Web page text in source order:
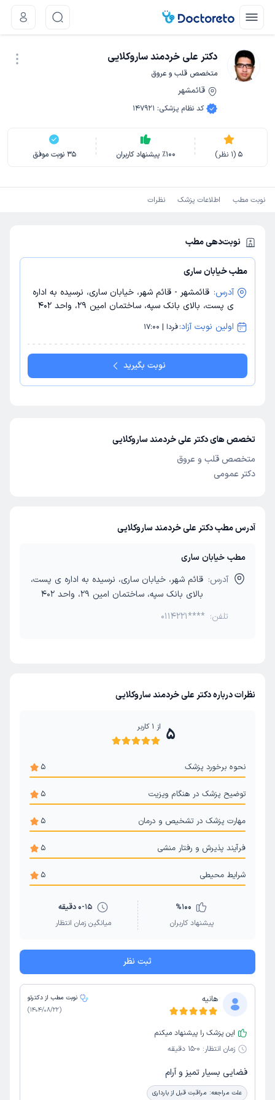
دکتر علی خردمند ساروکلایی
متخصص قلب و عروق
قائمشهر
کد نظام پزشکی:
147921
5
(
1 نظر) ٪100 پیشنهاد کاربران 35 نوبت موفق
نوبت مطب اطلاعات پزشک نظرات
نوبت‌دهی مطب
مطب خیابان ساری
آدرس: قائمشهر - قائم شهر، خیابان ساری، نرسیده به اداره
ی پست، بالای بانک سپه، ساختمان امین 29، واحد 402
اولین نوبت آزاد:فردا | 17:00
نوبت بگیرید
تخصص های دکتر علی خردمند ساروکلایی
متخصص قلب و عروق
دکتر عمومی
آدرس مطب دکتر علی خردمند ساروکلایی
مطب خیابان ساری
آدرس: قائم شهر، خیابان ساری، نرسیده به اداره ی پست،
بالای بانک سپه، ساختمان امین 29، واحد 402
تلفن: 0114221****
نظرات درباره دکتر علی خردمند ساروکلایی
5 از 1 کاربر
نحوه برخورد پزشک 5
توضیح پزشک در هنگام ویزیت 5
مهارت پزشک در تشخیص و درمان 5
فرآیند پذیرش و رفتار منشی 5
شرایط محیطی 5
%100
پیشنهاد کاربران
0-15 دقیقه
میانگین زمان انتظار
ثبت نظر
هانیه
نوبت مطب از دکترتو
(
1404/08/22
)
این پزشک را پیشنهاد میکنم
زمان انتظار: 0-15 دقیقه
فضایی بسیار تمیز و آرام
علت مراجعه: مراقبت قبل از بارداری